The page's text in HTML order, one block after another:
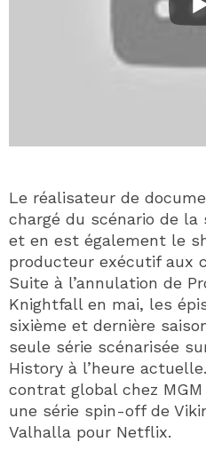
Le réalisateur de
chargé du scénario de la
et en est également le
producteur exécutif aux
Suite à l’annulation de
Knightfall en mai, les
sixième et dernière
seule série scénarisée
History à l’heure
contrat global chez
une série spin-off de
Valhalla pour Netflix.